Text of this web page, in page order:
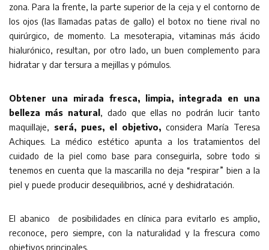
zona. Para la frente, la parte superior de la ceja y el contorno de
los ojos (las llamadas patas de gallo) el botox no tiene rival no
quirúrgico, de momento. La mesoterapia, vitaminas más ácido
hialurónico, resultan, por otro lado, un buen complemento para
hidratar y dar tersura a mejillas y pómulos.
Obtener una mirada fresca, limpia, integrada en una
belleza más natural , dado que ellas no podrán lucir tanto
maquillaje, será, pues, el objetivo, considera María Teresa
Achiques. La médico estético apunta a los tratamientos del
cuidado de la piel como base para conseguirla, sobre todo si
tenemos en cuenta que la mascarilla no deja “respirar” bien a la
piel y puede producir desequilibrios, acné y deshidratación.
El abanico de posibilidades en clínica para evitarlo es amplio,
reconoce, pero siempre, con la naturalidad y la frescura como
objetivos principales.